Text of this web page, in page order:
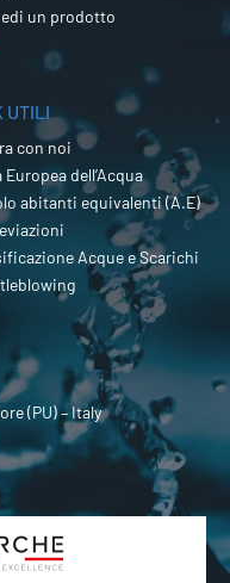
un prodotto
UTILI
con noi
Europea dell’Acqua
abitanti equivalenti (A.E)
Acque e Scarichi
(PU) – Italy